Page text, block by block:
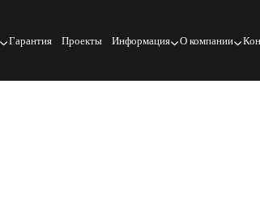
Гарантия Проекты Информация О компании